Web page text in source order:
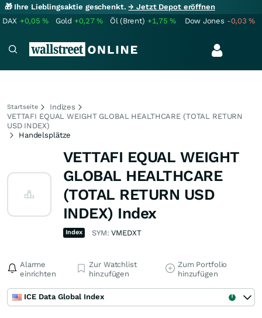
🎁 Ihre Lieblingsaktie geschenkt.→ Jetzt Depot eröffnen
DAX +0,05% Gold +0,27% Öl (Brent) +1,75% Dow Jones -0,03%
Startseite
Indizes
VETTAFI EQUAL WEIGHT GLOBAL HEALTHCARE (TOTAL RETURN
USD INDEX)
Handelsplätze
VETTAFI EQUAL WEIGHT
GLOBAL HEALTHCARE
(TOTAL RETURN USD
INDEX) Index
Index SYM:VMEDXT
Alarme
einrichten
Zur Watchlist
hinzufügen
Zum Portfolio
hinzufügen
ICE Data Global Index